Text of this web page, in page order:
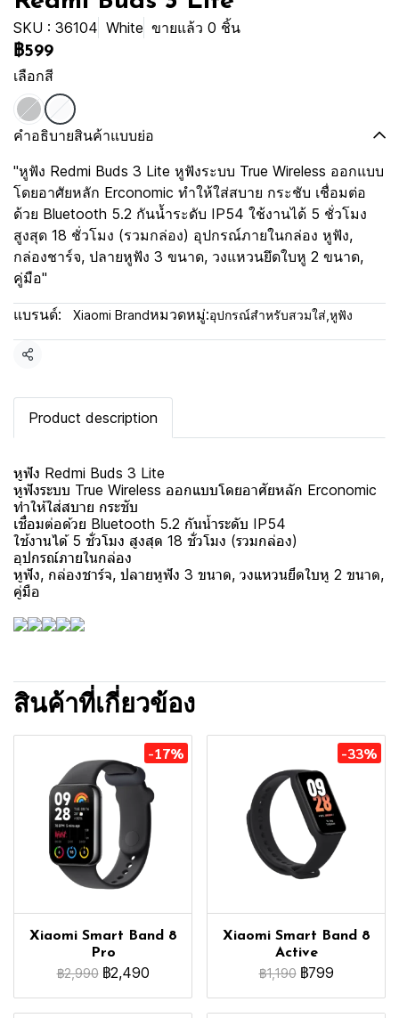
SKU : 36104 White ขายแล้ว 0 ชิ้น
฿599
เลือกสี
คำอธิบายสินค้าแบบย่อ
"หูฟัง Redmi Buds 3 Lite หูฟังระบบ True Wireless ออกแบบ
โดยอาศัยหลัก Erconomic ทำให้ใส่สบาย กระชับ เชื่อมต่อ
ด้วย Bluetooth 5.2 กันน้ำระดับ IP54 ใช้งานได้ 5 ชั่วโมง
สูงสุด 18 ชั่วโมง (รวมกล่อง) อุปกรณ์ภายในกล่อง หูฟัง,
กล่องชาร์จ, ปลายหูฟัง 3 ขนาด, วงแหวนยึดใบหู 2 ขนาด,
คู่มือ"
แบรนด์: Xiaomi Brandหมวดหมู่:อุปกรณ์สำหรับสวมใส่ หูฟัง
แชร์
Product description
หูฟัง Redmi Buds 3 Lite
หูฟังระบบ True Wireless ออกแบบโดยอาศัยหลัก Erconomic
ทำให้ใส่สบาย กระชับ
เชื่อมต่อด้วย Bluetooth 5.2 กันน้ำระดับ IP54
ใช้งานได้ 5 ชั่วโมง สูงสุด 18 ชั่วโมง (รวมกล่อง)
อุปกรณ์ภายในกล่อง
หูฟัง, กล่องชาร์จ, ปลายหูฟัง 3 ขนาด, วงแหวนยึดใบหู 2 ขนาด,
คู่มือ
สินค้าที่เกี่ยวข้อง
-17%
Xiaomi Smart Band 8
Pro
฿2,990 ฿2,490
-33%
Xiaomi Smart Band 8
Active
฿1,190 ฿799